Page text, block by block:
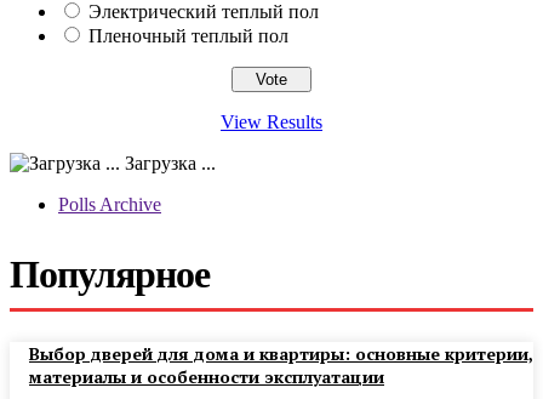
Электрический теплый пол
Пленочный теплый пол
View Results
Загрузка ...
Polls Archive
Популярное
Выбор дверей для дома и квартиры: основные критерии,
материалы и особенности эксплуатации